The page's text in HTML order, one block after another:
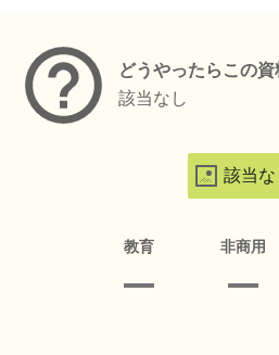
どうやったらこの
該当なし
該当な
教育 非商用